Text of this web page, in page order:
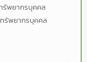
พยากรบุคคล
รัพยากรบุคคล